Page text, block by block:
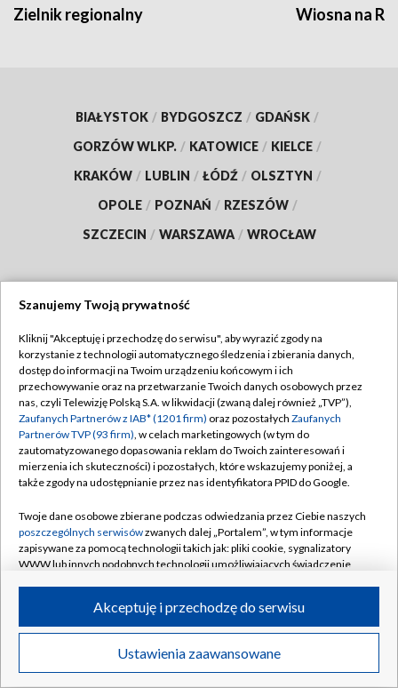
Zielnik regionalny Wiosna na
BIAŁYSTOK / BYDGOSZCZ / GDAŃSK /
GORZÓW WLKP. / KATOWICE / KIELCE /
KRAKÓW / LUBLIN / ŁÓDŹ / OLSZTYN /
OPOLE / POZNAŃ / RZESZÓW /
SZCZECIN / WARSZAWA / WROCŁAW
TVP
Abonament TVP
Emisja w TVP
Centrum informacji TVP
Naziemna Telewizja Cyfrowa
Rada Programowa
System NOS
Informacje o nadawcy
Program dla prasy
Ogłoszenie przetargowe
Regulamin TVP
Polityka prywatności
Moje zgody
Pomoc
Kontakt
Kanały
©2026 Telewizja Polska S.A. w likwidacji
Szanujemy Twoją prywatność
Kliknij "Akceptuję i przechodzę do serwisu", aby wyrazić zgody na
korzystanie z technologii automatycznego śledzenia i zbierania danych,
dostęp do informacji na Twoim urządzeniu końcowym i ich
przechowywanie oraz na przetwarzanie Twoich danych osobowych przez
nas, czyli Telewizję Polską S.A. w likwidacji (zwaną dalej również „TVP”),
Zaufanych Partnerów z IAB* (1201 firm) oraz pozostałych Zaufanych
Partnerów TVP (93 firm), w celach marketingowych (w tym do
zautomatyzowanego dopasowania reklam do Twoich zainteresowań i
mierzenia ich skuteczności) i pozostałych, które wskazujemy poniżej, a
także zgody na udostępnianie przez nas identyfikatora PPID do Google.
Twoje dane osobowe zbierane podczas odwiedzania przez Ciebie naszych
poszczególnych serwisówzwanych dalej „Portalem”, w tym informacje
zapisywane za pomocą technologii takich jak: pliki cookie, sygnalizatory
WWW lub innych podobnych technologii umożliwiających świadczenie
ruchu w Internecie.
Twoje dane osobowe zbierane podczas odwiedzania przez Ciebie
poszczególnych serwisówna Portalu, takie jak adresy IP, identyfikatory
Ustawienia zaawansowane
Akceptuję i przechodzę do serwisu